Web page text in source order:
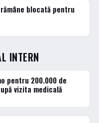
blocată pentru
INTERN
pentru 200.000 de
vizita medicală